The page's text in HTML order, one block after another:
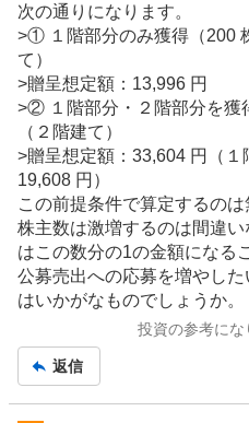
次の通りになります。
>① １階部分のみ獲得（200
て）
>贈呈想定額：13,996 円
>② １階部分・２階部分を獲
（２階建て）
>贈呈想定額：33,604 円（
19,608 円）
この前提条件で算定するのは
株主数は激増するのは間違
はこの数分の1の金額になる
公募売出への応募を増やし
はいかがなものでしょうか。
投資の参考にな
返信